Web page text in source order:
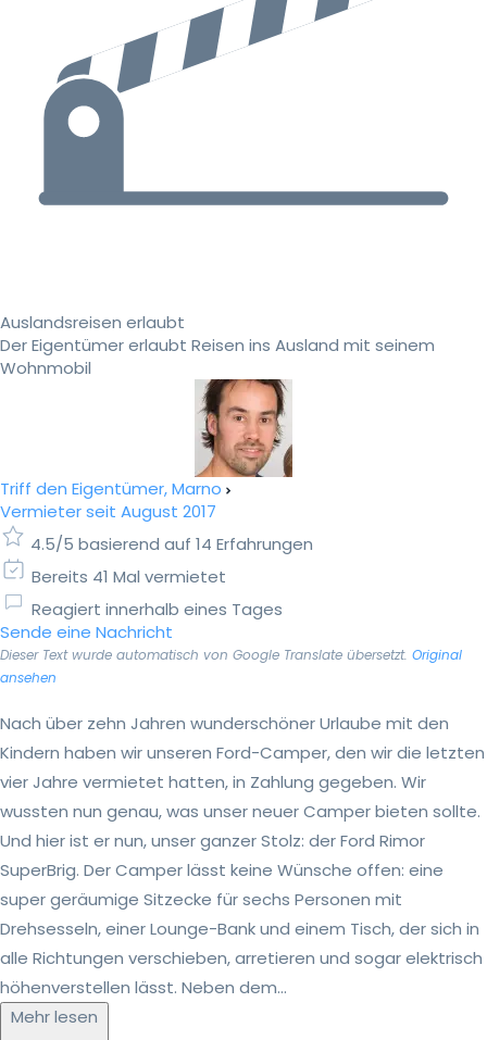
Auslandsreisen erlaubt
Der Eigentümer erlaubt Reisen ins Ausland mit seinem
Wohnmobil
Triff den Eigentümer, Marno
Vermieter seit August 2017
4.5/5 basierend auf 14 Erfahrungen
Bereits 41 Mal vermietet
Reagiert innerhalb eines Tages
Sende eine Nachricht
Dieser Text wurde automatisch von Google Translate übersetzt. Original
ansehen
Nach über zehn Jahren wunderschöner Urlaube mit den
Kindern haben wir unseren Ford-Camper, den wir die letzten
vier Jahre vermietet hatten, in Zahlung gegeben. Wir
wussten nun genau, was unser neuer Camper bieten sollte.
Und hier ist er nun, unser ganzer Stolz: der Ford Rimor
SuperBrig. Der Camper lässt keine Wünsche offen: eine
super geräumige Sitzecke für sechs Personen mit
Drehsesseln, einer Lounge-Bank und einem Tisch, der sich in
alle Richtungen verschieben, arretieren und sogar elektrisch
höhenverstellen lässt. Neben dem...
Mehr lesen